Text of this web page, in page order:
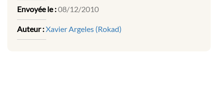
Envoyée le :08/12/2010
Auteur :Xavier Argeles (Rokad)